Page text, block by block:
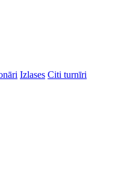
Izlases Citi turnīri